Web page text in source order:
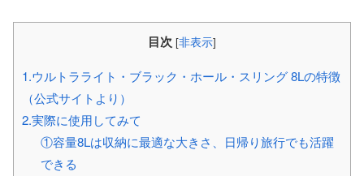
目次 [非表示]
1.ウルトラライト・ブラック・ホール・スリング 8Lの特徴
（公式サイトより）
2.実際に使用してみて
①容量8Lは収納に最適な大きさ、日帰り旅行でも活躍
できる